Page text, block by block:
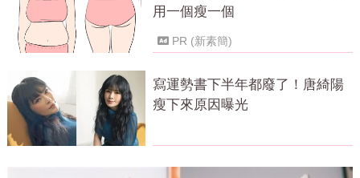
用一個瘦一個
PR (新素簡)
寫運勢書下半年都廢了！唐綺陽
瘦下來原因曝光